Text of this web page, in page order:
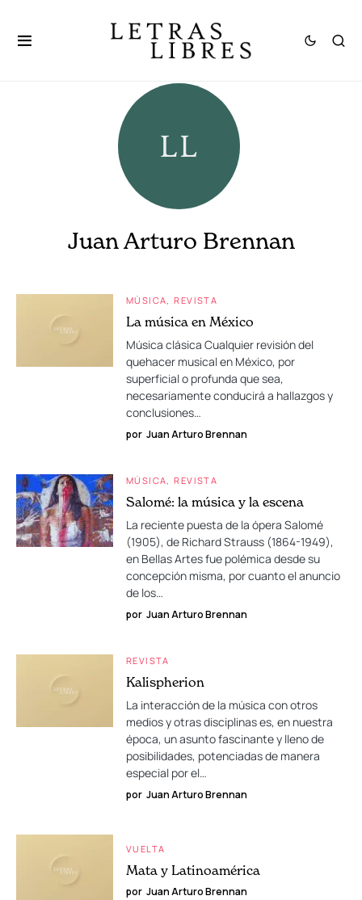
Juan Arturo Brennan
MÚSICA REVISTA
La música en México
Música clásica Cualquier revisión del
quehacer musical en México, por
superficial o profunda que sea,
necesariamente conducirá a hallazgos y
conclusiones…
por Juan Arturo Brennan
MÚSICA REVISTA
Salomé: la música y la escena
La reciente puesta de la ópera Salomé
(1905), de Richard Strauss (1864-1949),
en Bellas Artes fue polémica desde su
concepción misma, por cuanto el anuncio
de los…
por Juan Arturo Brennan
REVISTA
Kalispherion
La interacción de la música con otros
medios y otras disciplinas es, en nuestra
época, un asunto fascinante y lleno de
posibilidades, potenciadas de manera
especial por el…
por Juan Arturo Brennan
VUELTA
Mata y Latinoamérica
por Juan Arturo Brennan